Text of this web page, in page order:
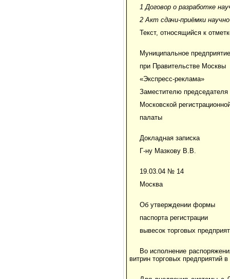
1 Договор о разработке
2 Акт сдачи-приёмки
Текст, относящийся к
Муниципальное предприятие
при Правительстве Москвы
«Экспресс-реклама»
Заместителю председателя
Московской
палаты
Докладная записка
Г-ну Мазкову В.В.
19.03.04 № 14
Москва
Об утверждении формы
паспорта регистрации
вывесок торговых
Во исполнение
витрин торговых предприятий